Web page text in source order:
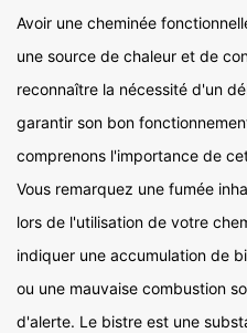
Avoir une cheminée
une source de chaleur et de
reconnaître la nécessité d'un
garantir son bon
comprenons l'importance de
Vous remarquez une fumée
lors de l'utilisation de votre
indiquer une accumulation de
ou une mauvaise combustion
d'alerte. Le bistre est une